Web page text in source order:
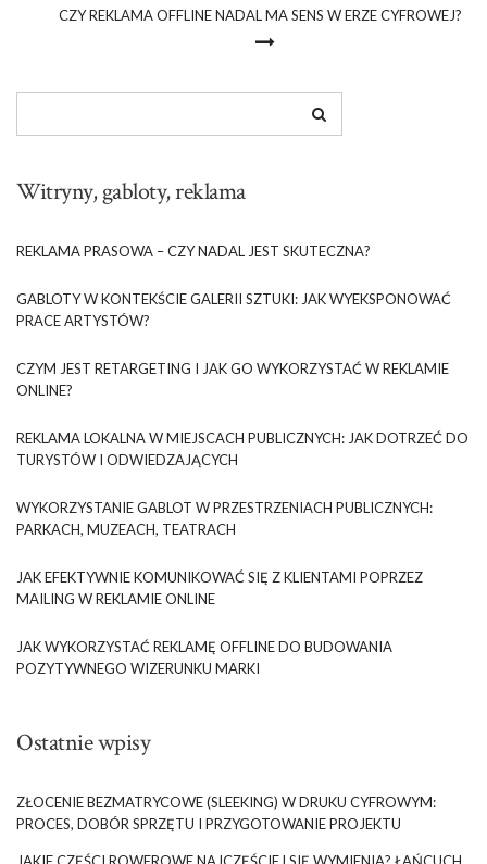
CZY REKLAMA OFFLINE NADAL MA SENS W ERZE CYFROWEJ?
Witryny, gabloty, reklama
REKLAMA PRASOWA – CZY NADAL JEST SKUTECZNA?
GABLOTY W KONTEKŚCIE GALERII SZTUKI: JAK WYEKSPONOWAĆ
PRACE ARTYSTÓW?
CZYM JEST RETARGETING I JAK GO WYKORZYSTAĆ W REKLAMIE
ONLINE?
REKLAMA LOKALNA W MIEJSCACH PUBLICZNYCH: JAK DOTRZEĆ DO
TURYSTÓW I ODWIEDZAJĄCYCH
WYKORZYSTANIE GABLOT W PRZESTRZENIACH PUBLICZNYCH:
PARKACH, MUZEACH, TEATRACH
JAK EFEKTYWNIE KOMUNIKOWAĆ SIĘ Z KLIENTAMI POPRZEZ
MAILING W REKLAMIE ONLINE
JAK WYKORZYSTAĆ REKLAMĘ OFFLINE DO BUDOWANIA
POZYTYWNEGO WIZERUNKU MARKI
Ostatnie wpisy
ZŁOCENIE BEZMATRYCOWE (SLEEKING) W DRUKU CYFROWYM:
PROCES, DOBÓR SPRZĘTU I PRZYGOTOWANIE PROJEKTU